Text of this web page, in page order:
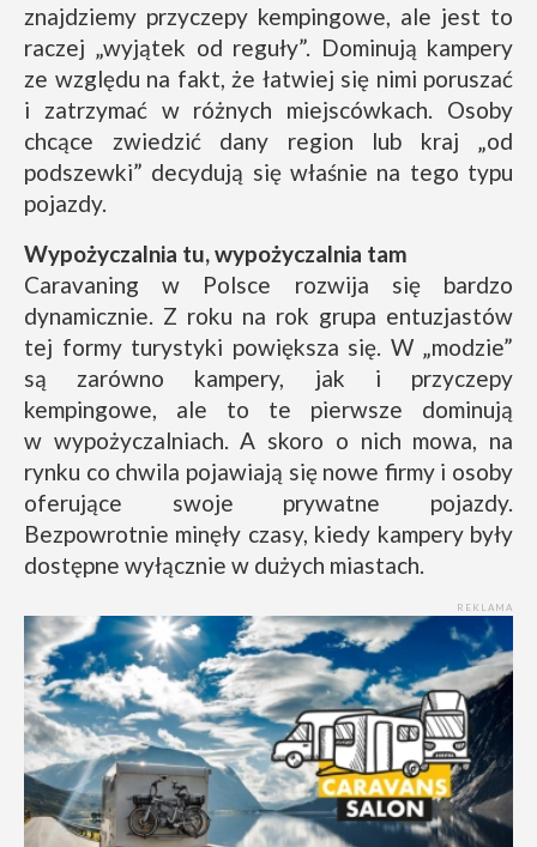
znajdziemy przyczepy kempingowe, ale jest to
raczej „wyjątek od reguły”. Dominują kampery
ze względu na fakt, że łatwiej się nimi poruszać
i zatrzymać w różnych miejscówkach. Osoby
chcące zwiedzić dany region lub kraj „od
podszewki” decydują się właśnie na tego typu
pojazdy.
Wypożyczalnia tu, wypożyczalnia tam
Caravaning w Polsce rozwija się bardzo
dynamicznie. Z roku na rok grupa entuzjastów
tej formy turystyki powiększa się. W „modzie”
są zarówno kampery, jak i przyczepy
kempingowe, ale to te pierwsze dominują
w wypożyczalniach. A skoro o nich mowa, na
rynku co chwila pojawiają się nowe firmy i osoby
oferujące swoje prywatne pojazdy.
Bezpowrotnie minęły czasy, kiedy kampery były
dostępne wyłącznie w dużych miastach.
REKLAMA